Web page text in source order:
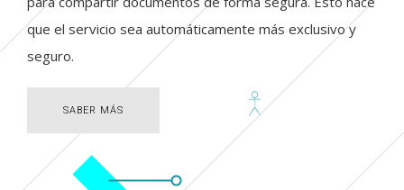
que el servicio sea automáticamente más exclusivo y
seguro.
SABER MÁS
SABER MÁS